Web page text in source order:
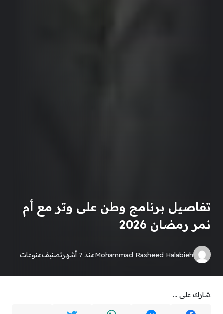
تفاصيل برنامج وطن على وتر مع أم
نمر رمضان 2026
Mohammad Rasheed Halabiehمنذ 7 أشهر تصنيفمنوعات
شارك على ...